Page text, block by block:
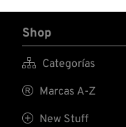
Shop
 Categorías
 Marcas A-Z
 New Stuff